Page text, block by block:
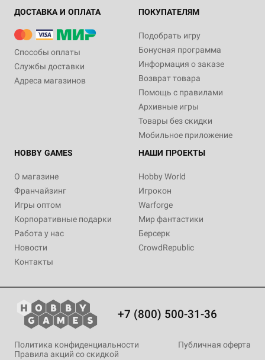
ДОСТАВКА И ОПЛАТА
Способы оплаты
Службы доставки
Адреса магазинов
ПОКУПАТЕЛЯМ
Подобрать игру
Бонусная программа
Информация о заказе
Возврат товара
Помощь с правилами
Архивные игры
Товары без скидки
Мобильное приложение
HOBBY GAMES
О магазине
Франчайзинг
Игры оптом
Корпоративные подарки
Работа у нас
Новости
Контакты
НАШИ ПРОЕКТЫ
Hobby World
Игрокон
Warforge
Мир фантастики
Берсерк
CrowdRepublic
+7 (800) 500-31-36
Политика конфиденциальности
Публичная оферта
Правила акций со скидкой